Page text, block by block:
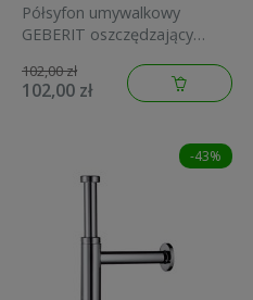
Półsyfon umywalkowy
GEBERIT oszczędzający
102,00 zł
102,00 zł
-43%